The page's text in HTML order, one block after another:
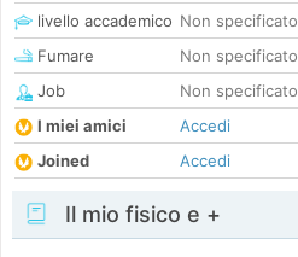
livello accademico Non specificato
Fumare
Non specificato
Job
Non specificato
I miei amici
Accedi
Joined
Accedi
Il mio fisico e +